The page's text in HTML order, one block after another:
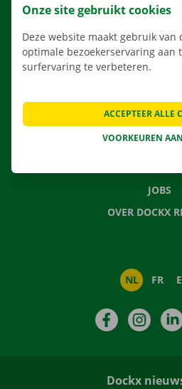
APP
VEELGESTELDE
NIEUWS
JOBS
OVER DOCKX
NL FR
Facebook
Dockx
Onze site gebruikt cookies
Deze website maakt gebruik van
optimale bezoekerservaring aan
surfervaring te verbeteren.
VOORKEUREN
ACCEPTEER ALLE